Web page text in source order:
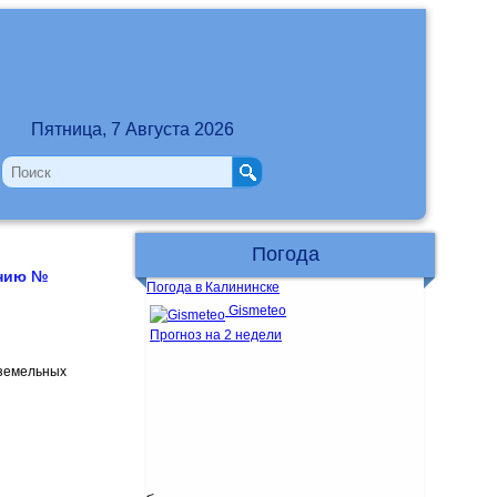
Пятница, 7 Августа 2026
№
Погода
Погода в Калининске
Gismeteo
Прогноз на 2 недели